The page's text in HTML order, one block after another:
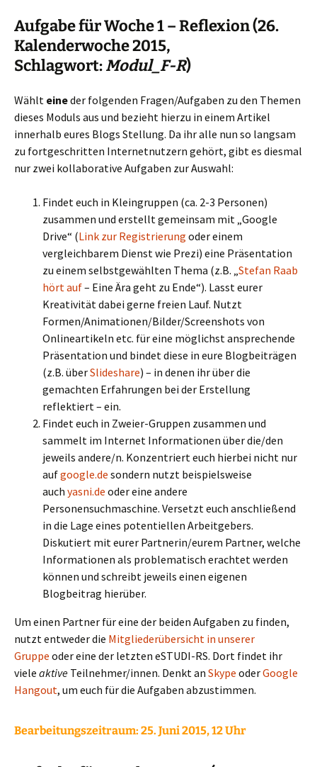
Aufgabe für Woche 1 – Reflexion (26.
Kalenderwoche 2015,
Schlagwort:Modul_F-R)
Wählt eineder folgenden Fragen/Aufgaben zu den Themen
dieses Moduls aus und bezieht hierzu in einem Artikel
innerhalb eures Blogs Stellung. Da ihr alle nun so langsam
zu fortgeschritten Internetnutzern gehört, gibt es diesmal
nur zwei kollaborative Aufgaben zur Auswahl:
Findet euch in Kleingruppen (ca. 2-3 Personen)
zusammen und erstellt gemeinsam mit „Google
Drive“ (Link zur Registrierung oder einem
vergleichbarem Dienst wie Prezi) eine Präsentation
zu einem selbstgewählten Thema (z.B. „Stefan Raab
hört auf– Eine Ära geht zu Ende“). Lasst eurer
Kreativität dabei gerne freien Lauf. Nutzt
Formen/Animationen/Bilder/Screenshots von
Onlineartikeln etc. für eine möglichst ansprechende
Präsentation und bindet diese in eure Blogbeiträgen
(z.B. überSlideshare) – in denen ihr über die
gemachten Erfahrungen bei der Erstellung
reflektiert – ein.
Findet euch in Zweier-Gruppen zusammen und
sammelt im Internet Informationen über die/den
jeweils andere/n. Konzentriert euch hierbei nicht nur
aufgoogle.de sondern nutzt beispielsweise
auch yasni.de oder eine andere
Personensuchmaschine. Versetzt euch anschließend
in die Lage eines potentiellen Arbeitgebers.
Diskutiert mit eurer Partnerin/eurem Partner, welche
Informationen als problematisch erachtet werden
können und schreibt jeweils einen eigenen
Blogbeitrag hierüber.
Um einen Partner für eine der beiden Aufgaben zu finden,
nutzt entweder die Mitgliederübersicht in unserer
Gruppe oder eine der letzten eSTUDI-RS. Dort findet ihr
viele aktive Teilnehmer/innen. Denkt an Skype oderGoogle
Hangout, um euch für die Aufgaben abzustimmen.
Bearbeitungszeitraum: 25. Juni 2015, 12 Uhr